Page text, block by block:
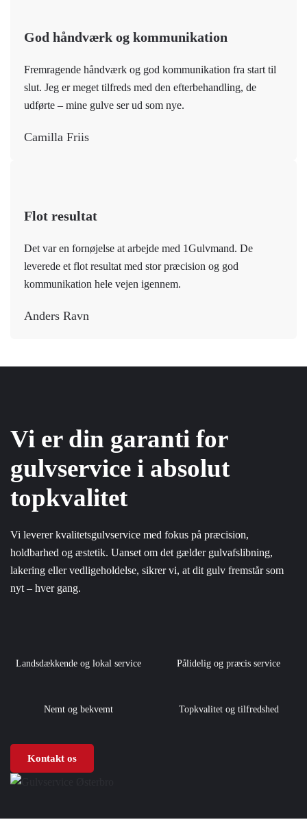
God håndværk og kommunikation
Fremragende håndværk og god kommunikation fra start til
slut. Jeg er meget tilfreds med den efterbehandling, de
udførte – mine gulve ser ud som nye.
Camilla Friis
Flot resultat
Det var en fornøjelse at arbejde med 1Gulvmand. De
leverede et flot resultat med stor præcision og god
kommunikation hele vejen igennem.
Anders Ravn
Vi er din garanti for
gulvservice i absolut
topkvalitet
Vi leverer kvalitetsgulvservice med fokus på præcision,
holdbarhed og æstetik. Uanset om det gælder gulvafslibning,
lakering eller vedligeholdelse, sikrer vi, at dit gulv fremstår som
nyt – hver gang.
Landsdækkende og lokal service Pålidelig og præcis service
Nemt og bekvemt Topkvalitet og tilfredshed
Kontakt os